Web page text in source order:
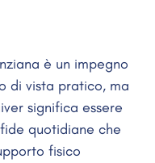
è un impegno
di vista pratico, ma
significa essere
quotidiane che
fisico